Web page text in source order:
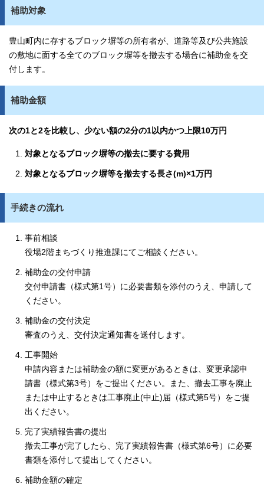
補助対象
豊山町内に存するブロック塀等の所有者が、道路等及び公共施設
の敷地に面する全てのブロック塀等を撤去する場合に補助金を交
付します。
補助金額
次の1と2を比較し、少ない額の2分の1以内かつ上限10万円
対象となるブロック塀等の撤去に要する費用
対象となるブロック塀等を撤去する長さ(m)×1万円
手続きの流れ
事前相談
役場2階まちづくり推進課にてご相談ください。
補助金の交付申請
交付申請書（様式第1号）に必要書類を添付のうえ、申請して
ください。
補助金の交付決定
審査のうえ、交付決定通知書を送付します。
工事開始
申請内容または補助金の額に変更があるときは、変更承認申
請書（様式第3号）をご提出ください。また、撤去工事を廃止
または中止するときは工事廃止(中止)届（様式第5号）をご提
出ください。
完了実績報告書の提出
撤去工事が完了したら、完了実績報告書（様式第6号）に必要
書類を添付して提出してください。
補助金額の確定